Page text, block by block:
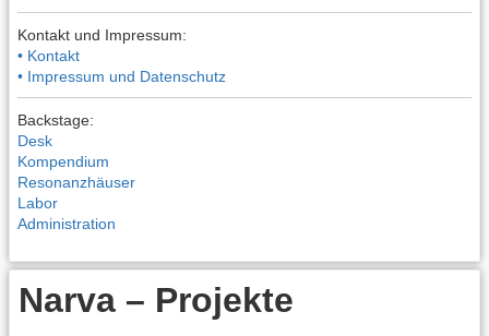
Kontakt und Impressum:
• Kontakt
• Impressum und Datenschutz
Backstage:
Desk
Kompendium
Resonanzhäuser
Labor
Administration
Narva – Projekte